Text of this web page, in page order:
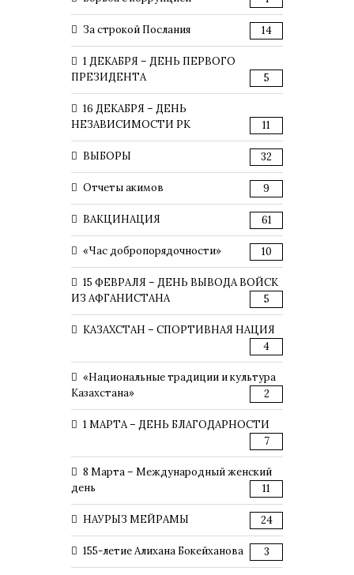
За строкой Послания 14
1 ДЕКАБРЯ – ДЕНЬ ПЕРВОГО
ПРЕЗИДЕНТА
5
16 ДЕКАБРЯ – ДЕНЬ
НЕЗАВИСИМОСТИ РК
11
ВЫБОРЫ 32
Отчеты акимов 9
ВАКЦИНАЦИЯ 61
«Час добропорядочности» 10
15 ФЕВРАЛЯ – ДЕНЬ ВЫВОДА ВОЙСК
ИЗ АФГАНИСТАНА
5
КАЗАХСТАН – СПОРТИВНАЯ НАЦИЯ
4
«Национальные традиции и культура
Казахстана»
2
1 МАРТА – ДЕНЬ БЛАГОДАРНОСТИ
7
8 Марта – Международный женский
день
11
НАУРЫЗ МЕЙРАМЫ 24
155-летие Алихана Бокейханова 3